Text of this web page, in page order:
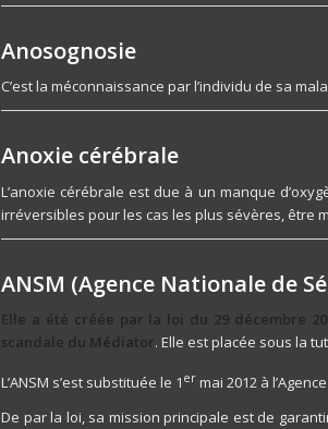
Anosognosie
C’est la méconnaissance par l’individu de sa
Anoxie cérébrale
L’anoxie cérébrale est due à un manque
irréversibles pour les cas les plus sévères, être
ANSM (Agence Nationale de
Elle a été créée par la loi du 29 décembre
scandale du Médiator. Elle est placée sous la
L’ANSM s’est substituée le 1 er mai 2012 à
De par la loi, sa mission principale est de